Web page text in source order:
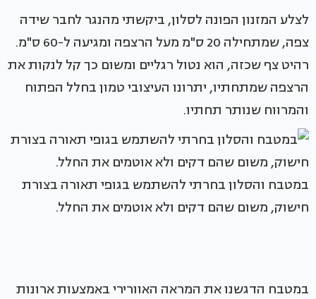
לצלע המזנון הפונה לסלון, ביקשתי מהנגר לחבר שידה
צפה, שמתחילה 20 ס"מ מעל הרצפה ומגיעה ל-60 ס"מ.
רהיט צף שכזה, הוא נטול רגליים ומשום כך קל לנקות את
הרצפה שמתחתיו, יתרונו העיצובי טמון בחלל הפתוח
והמרווח שנותר תחתיו.
במטבח והסלון בחרתי להשתמש בגופי תאורה בצורת
חישוק, משום שהם דקים ולא אוטמים את החלל.
במטבח הדגשנו את המראה האוורירי באמצעות ארונות